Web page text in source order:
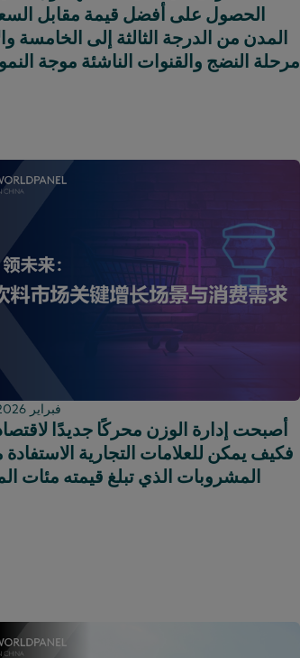
الحصول على أفضل قيمة مقابل
المدن من الدرجة الثالثة إلى الخامسة
مرحلة النضج والقنوات الناشئة موجة
11 فبراير 2026
أصبحت إدارة الوزن محركًا جديدًا
فكيف يمكن للعلامات التجارية
المشروبات الذي تبلغ قيمته مئات